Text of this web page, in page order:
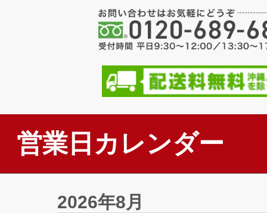
営業日カレンダー
2026年8月